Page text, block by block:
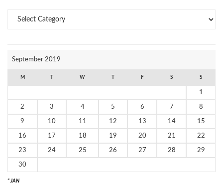
September 2019
M W F S S
" JAN
1
2 3 4 5 6 7 8
9 10 11 12 13 14 15
16 17 18 19 20 21 22
23 24 25 26 27 28 29
30